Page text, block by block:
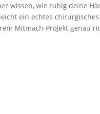
wissen, wie ruhig deine
ein echtes chirurgisches
Mitmach-Projekt genau